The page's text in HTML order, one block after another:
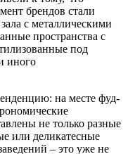
брендов стали
с металлическими
пространства с
под
иного
на месте фуд-
не только разные
или деликатесные
– это уже не